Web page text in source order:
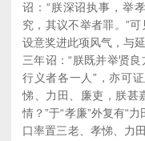
诏：“朕深诏执事，举
究，其议不举者罪。”
设意奖进此项风气，与
三年诏：“朕既并举贤
行义者各一人”，亦可
悌、力田、廉吏，朕甚
情？”于“孝廉”外复有“
口率置三老、孝悌、力